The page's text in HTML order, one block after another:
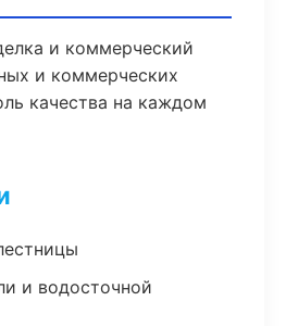
и коммерческий
и коммерческих
качества на каждом
и водосточной